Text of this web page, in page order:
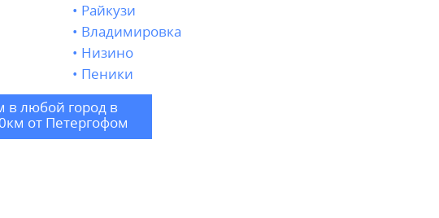
Райкузи
Владимировка
Низино
Пеники
в любой город в
от Петергофом